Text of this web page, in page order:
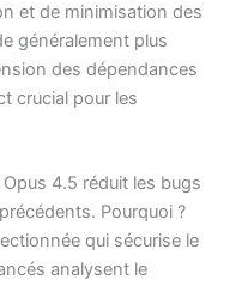
et de minimisation des
généralement plus
des dépendances
crucial pour les
4.5 réduit les bugs
Pourquoi ?
qui sécurise le
analysent le